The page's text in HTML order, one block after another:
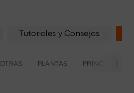
Tutoriales y Consejos
OTRAS PLANTAS PRINCIPIANTE